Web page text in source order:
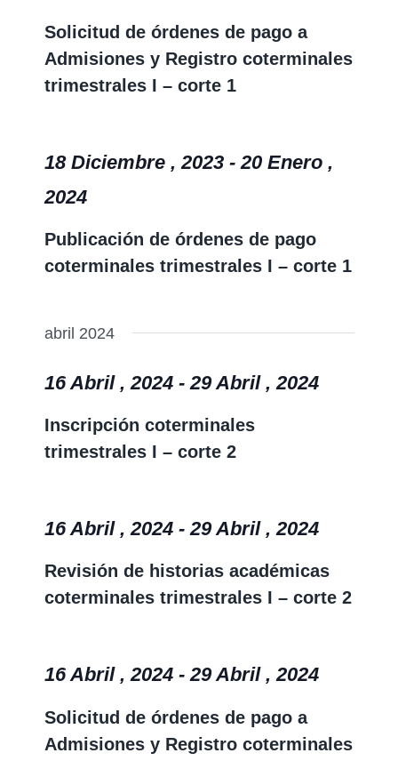
Solicitud de órdenes de pago a
Admisiones y Registro coterminales
trimestrales I – corte 1
Publicación de órdenes de pago
coterminales trimestrales I – corte 1
18 Diciembre , 2023- 20 Enero ,
2024
abril 2024
Inscripción coterminales
trimestrales I – corte 2
16 Abril , 2024- 29 Abril , 2024
Revisión de historias académicas
coterminales trimestrales I – corte 2
16 Abril , 2024-29 Abril , 2024
Solicitud de órdenes de pago a
Admisiones y Registro coterminales
16 Abril , 2024-29 Abril , 2024